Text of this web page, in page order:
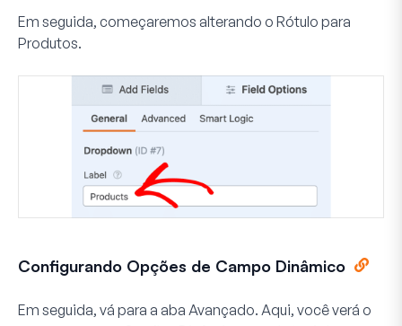
Em seguida, começaremos alterando o Rótulo para
Produtos.
Configurando Opções de Campo Dinâmico
Em seguida, vá para a aba Avançado. Aqui, você verá o